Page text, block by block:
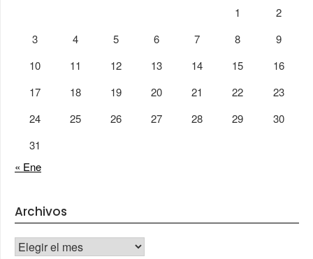
1
2
3
4 5 6 7 8
9
10
11 12 13 14 15
16
17
18 19 20 21 22
23
24
25 26 27 28 29
30
31
« Ene
Archivos
Archivos